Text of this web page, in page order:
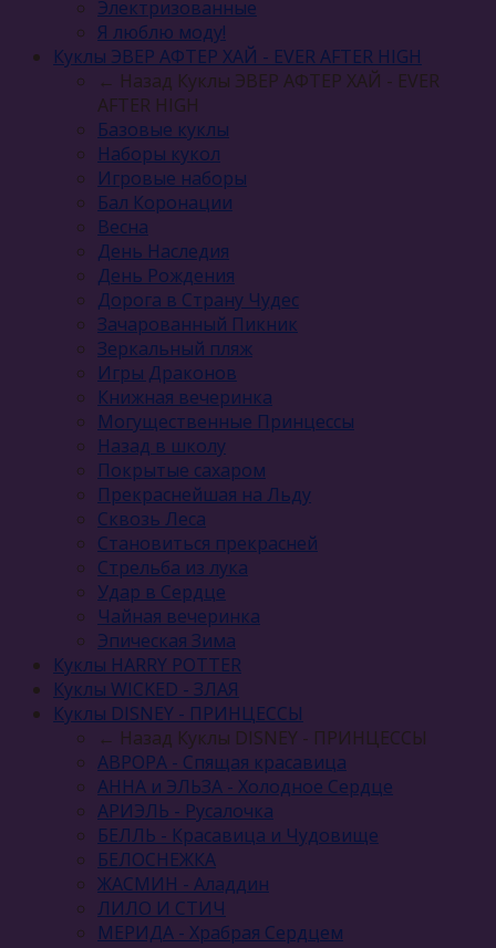
Электризованные
Я люблю моду!
Куклы ЭВЕР АФТЕР ХАЙ - EVER AFTER HIGH
← Назад Куклы ЭВЕР АФТЕР ХАЙ - EVER
AFTER HIGH
Базовые куклы
Наборы кукол
Игровые наборы
Бал Коронации
Весна
День Наследия
День Рождения
Дорога в Страну Чудес
Зачарованный Пикник
Зеркальный пляж
Игры Драконов
Книжная вечеринка
Могущественные Принцессы
Назад в школу
Покрытые сахаром
Прекраснейшая на Льду
Сквозь Леса
Становиться прекрасней
Стрельба из лука
Удар в Сердце
Чайная вечеринка
Эпическая Зима
Куклы HARRY POTTER
Куклы WICKED - ЗЛАЯ
Куклы DISNEY - ПРИНЦЕССЫ
← Назад Куклы DISNEY - ПРИНЦЕССЫ
АВРОРА - Спящая красавица
АННА и ЭЛЬЗА - Холодное Сердце
АРИЭЛЬ - Русалочка
БЕЛЛЬ - Красавица и Чудовище
БЕЛОСНЕЖКА
ЖАСМИН - Аладдин
ЛИЛО И СТИЧ
МЕРИДА - Храбрая Сердцем